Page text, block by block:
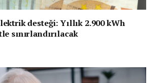
desteği: Yıllık 2.900 kWh
sınırlandırılacak